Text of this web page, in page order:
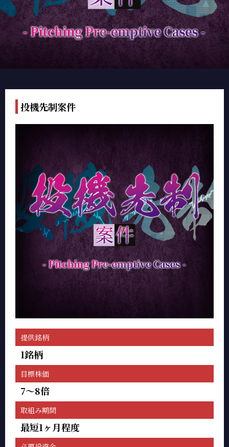
投機先制案件
提供銘柄
1銘柄
目標株価
7～8倍
取組み期間
最短1ヶ月程度